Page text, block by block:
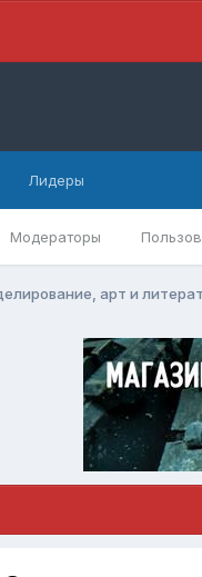
Модераторы
Лидеры
арт и